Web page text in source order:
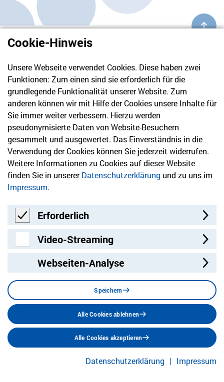
030 61 39 04 10
info@hvd-bb.de
Newsletter
Bleiben Sie mit unserem Newsletter auf dem aktuellsten
Stand mit Themen, die Sie interessieren.
Jetzt anmelden
Besuchen Sie uns auf:
Facebook
Twitter LinkedInInstagram
Cookie-Hinweis
Unsere Webseite verwendet Cookies. Diese haben zwei
Funktionen: Zum einen sind sie erforderlich für die
grundlegende Funktionalität unserer Website. Zum
anderen können wir mit Hilfe der Cookies unsere Inhalte für
Sie immer weiter verbessern. Hierzu werden
pseudonymisierte Daten von Website-Besuchern
gesammelt und ausgewertet. Das Einverständnis in die
Verwendung der Cookies können Sie jederzeit widerrufen.
Weitere Informationen zu Cookies auf dieser Website
finden Sie in unsererDatenschutzerklärung und zu uns im
Impressum.
Erforderlich
Erforderlich
Video-Streaming
Video-Streaming
Webseiten-Analyse
Speichern
Alle Cookies ablehnen
Alle Cookies akzeptieren
Datenschutzerklärung Impressum